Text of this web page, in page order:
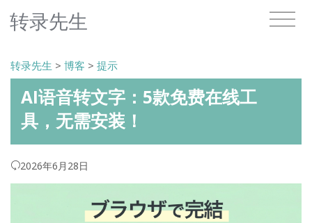
转录先生
转录先生 > 博客 > 提示
AI语音转文字：5款免费在线工
具，无需安装！
2026年6月28日